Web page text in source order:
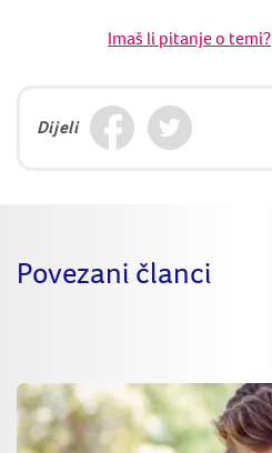
Imaš li pitanje o temi?
Dijeli
Povezani članci